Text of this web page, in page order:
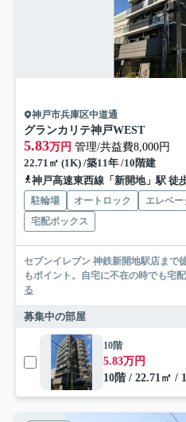
神戸市兵庫区中道通
グランカリテ神戸WEST
5.83万円 管理/共益費8,000円
22.71㎡ (1K) /築11年 /10階建
神戸高速東西線「新開地」駅 徒
駐輪場 オートロック エレベー
宅配ボックス
セブンイレブン 神鉄新開地駅店まで
もポイント。自宅に不在の時でも宅
る
募集中の部屋
10階
5.83万円
10階 / 22.71㎡ /